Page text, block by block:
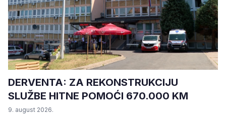
DERVENTA: ZA REKONSTRUKCIJU
SLUŽBE HITNE POMOĆI 670.000 KM
9. august 2026.